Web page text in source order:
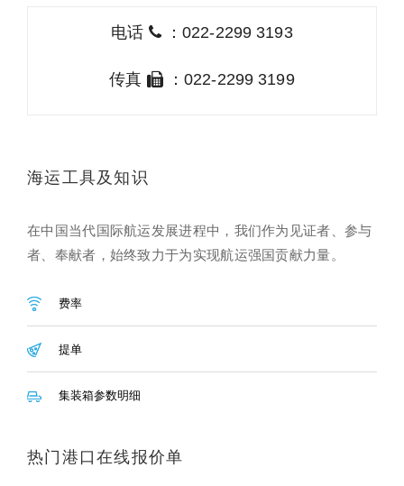
电话 ：022-2299 3193
传真 ：022-2299 3199
海运工具及知识
在中国当代国际航运发展进程中，我们作为见证者、参与
者、奉献者，始终致力于为实现航运强国贡献力量。
费率
提单
集装箱参数明细
热门港口在线报价单